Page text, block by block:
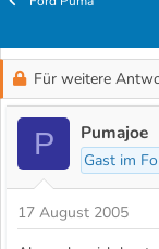
t
e
l
r
t
e
l
l
t
a
m
Für weitere
P Pumajoe
Gast im
17 August 2005